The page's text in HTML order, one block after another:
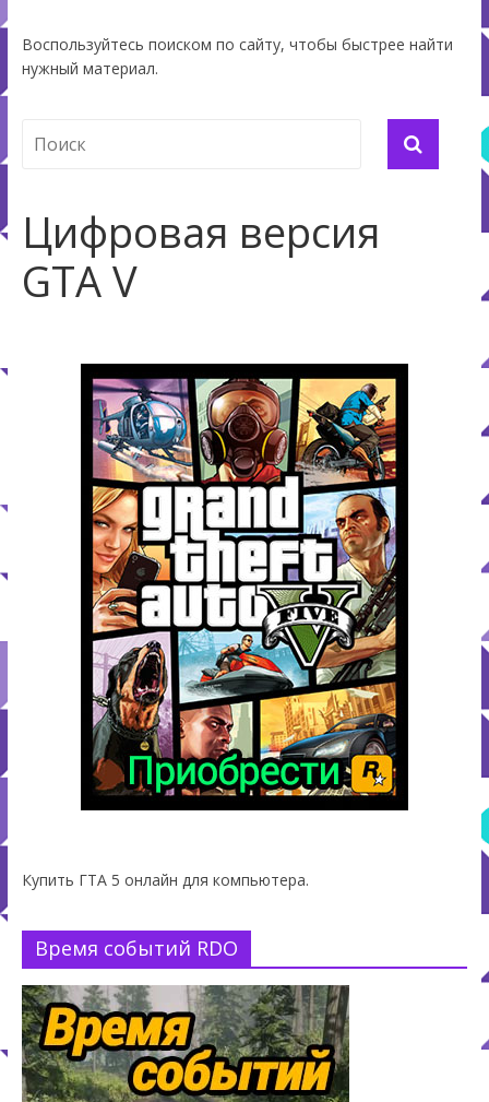
Воспользуйтесь поиском по сайту, чтобы быстрее найти
нужный материал.
Цифровая версия
GTA V
Купить ГТА 5 онлайн для компьютера.
Время событий RDO